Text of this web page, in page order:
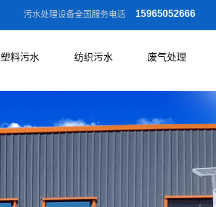
污水处理设备全国服务电话 15965052666
塑料污水 纺织污水 废气处理